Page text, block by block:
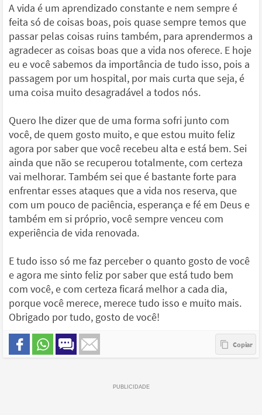
A vida é um aprendizado constante e nem sempre é
feita só de coisas boas, pois quase sempre temos que
passar pelas coisas ruins também, para aprendermos a
agradecer as coisas boas que a vida nos oferece. E hoje
eu e você sabemos da importância de tudo isso, pois a
passagem por um hospital, por mais curta que seja, é
uma coisa muito desagradável a todos nós.
Quero lhe dizer que de uma forma sofri junto com
você, de quem gosto muito, e que estou muito feliz
agora por saber que você recebeu alta e está bem. Sei
ainda que não se recuperou totalmente, com certeza
vai melhorar. Também sei que é bastante forte para
enfrentar esses ataques que a vida nos reserva, que
com um pouco de paciência, esperança e fé em Deus e
também em si próprio, você sempre venceu com
experiência de vida renovada.
E tudo isso só me faz perceber o quanto gosto de você
e agora me sinto feliz por saber que está tudo bem
com você, e com certeza ficará melhor a cada dia,
porque você merece, merece tudo isso e muito mais.
Obrigado por tudo, gosto de você!